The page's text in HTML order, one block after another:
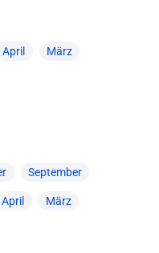
April März
September
April März